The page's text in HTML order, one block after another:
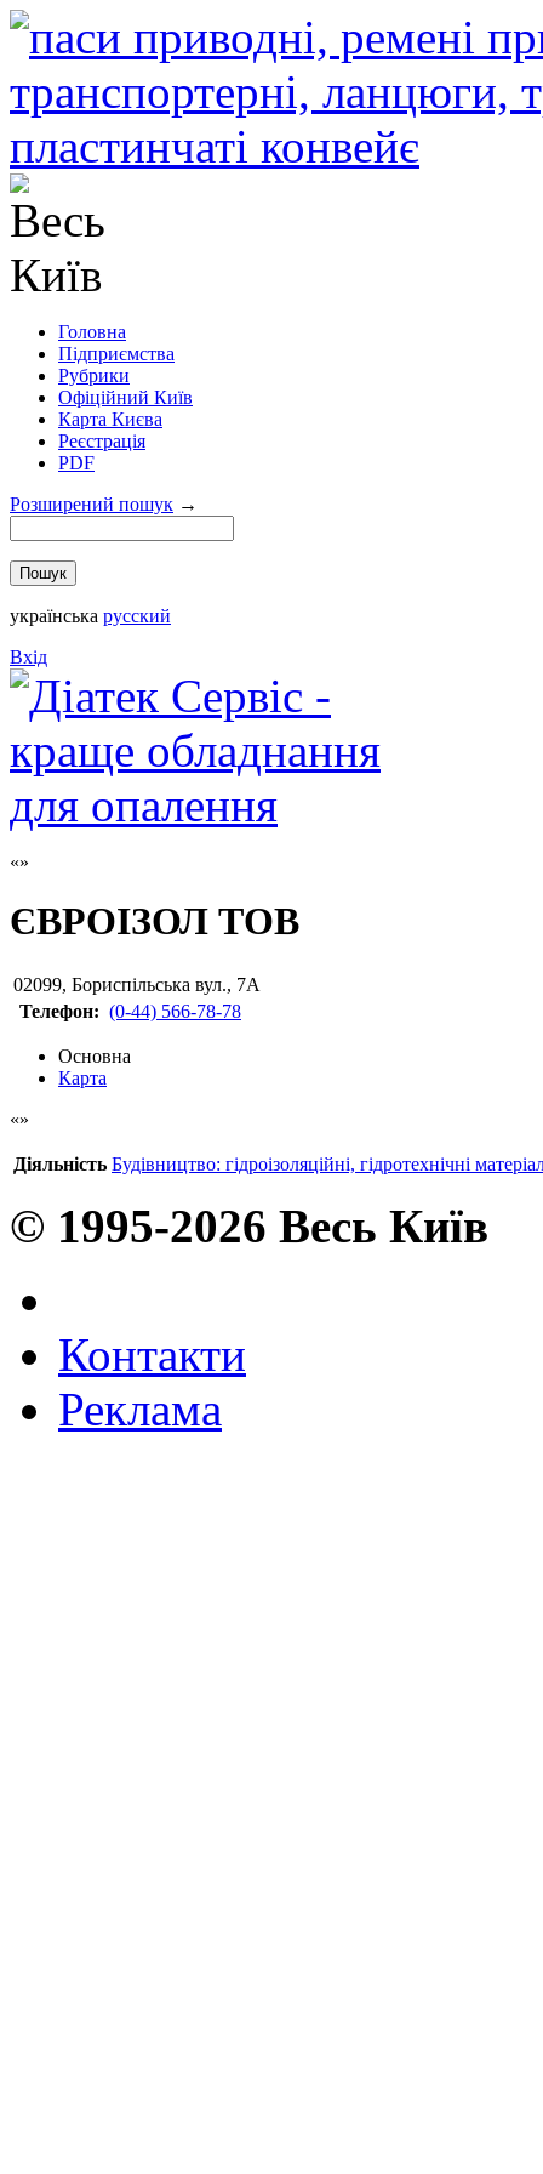
Головна
Підприємства
Рубрики
Офіційний Київ
Карта Києва
Реєстрація
PDF
Розширений пошук →
українська русский
Вхід
ЄВРОІЗОЛ ТОВ
02099, Бориспільська вул., 7А
Телефон: (0-44) 566-78-78
Основна
Карта
Діяльність Будівництво: гідроізоляційні, гідротехнічні
© 1995-2026 Весь Київ
Контакти
Реклама